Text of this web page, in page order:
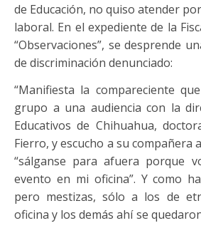
de Educación, no quiso atender
laboral. En el expediente de la
“Observaciones”, se desprende
de discriminación denunciado:
“Manifiesta la compareciente
grupo a una audiencia con la
Educativos de Chihuahua,
Fierro, y escucho a su compañera
“sálganse para afuera porque
evento en mi oficina”. Y como
pero mestizas, sólo a los de
oficina y los demás ahí se